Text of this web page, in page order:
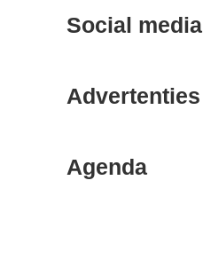
Social media
Advertenties
Agenda